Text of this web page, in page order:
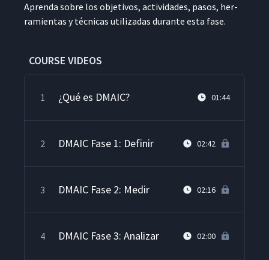
Apren­da sobre los obje­tivos, activi­dades, pasos, her­
ramien­tas y téc­ni­cas uti­lizadas durante esta fase.
COURSE VIDEOS
1 ¿Qué es DMAIC? 01:44
2 DMAIC Fase 1: Definir 02:42
3 DMAIC Fase 2: Medir 02:16
4 DMAIC Fase 3: Analizar 02:00